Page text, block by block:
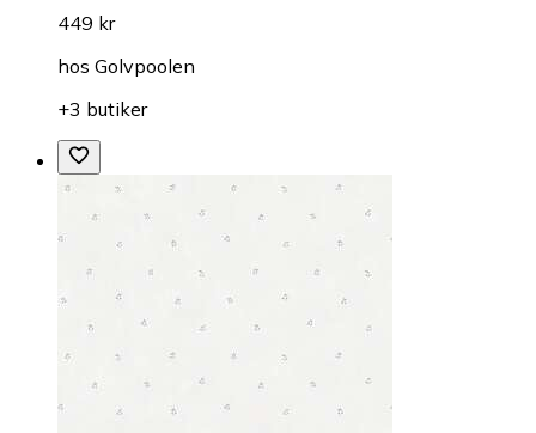
449 kr
hos Golvpoolen
+3 butiker